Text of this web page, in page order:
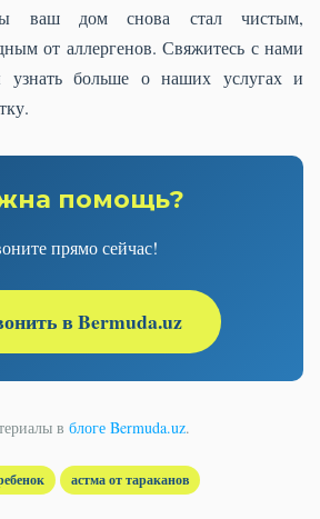
ваш дом снова стал чистым,
от аллергенов. Свяжитесь с нами
узнать больше о наших услугах и
помощь?
прямо сейчас!
в Bermuda.uz
в блоге Bermuda.uz.
астма от тараканов